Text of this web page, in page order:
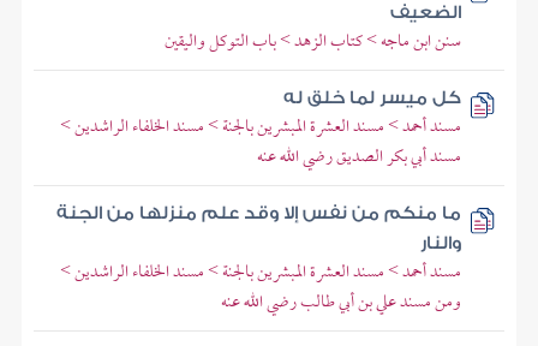
الضعيف
سنن ابن ماجه > كتاب الزهد > باب التوكل واليقين
كل ميسر لما خلق له
مسند أحمد > مسند العشرة المبشرين بالجنة > مسند الخلفاء الراشدين >
مسند أبي بكر الصديق رضي الله عنه
ما منكم من نفس إلا وقد علم منزلها من الجنة
والنار
مسند أحمد > مسند العشرة المبشرين بالجنة > مسند الخلفاء الراشدين >
ومن مسند علي بن أبي طالب رضي الله عنه